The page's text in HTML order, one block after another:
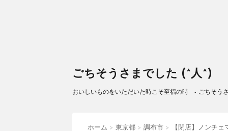
ごちそうさまでした (^人^)
おいしいものをいただいた時こそ至福の時 - ごちそう
ホーム > 東京都 > 調布市 > 【閉店】ノンチェ